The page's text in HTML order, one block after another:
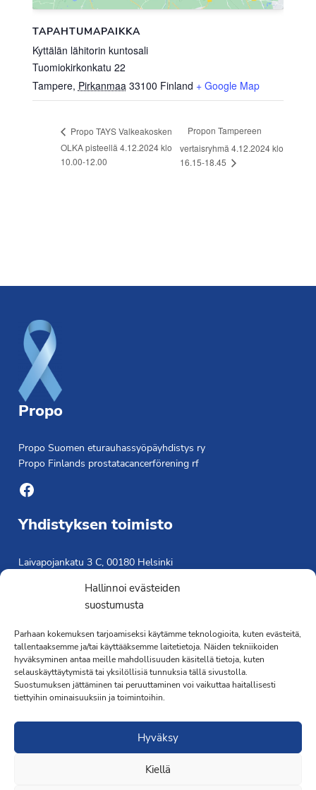
Hallinnoi evästeiden
suostumusta
Parhaan kokemuksen tarjoamiseksi käytämme teknologioita, kuten evästeitä,
tallentaaksemme ja/tai käyttääksemme laitetietoja. Näiden tekniikoiden
hyväksyminen antaa meille mahdollisuuden käsitellä tietoja, kuten
selauskäyttäytymistä tai yksilöllisiä tunnuksia tällä sivustolla.
Suostumuksen jättäminen tai peruuttaminen voi vaikuttaa haitallisesti
tiettyihin ominaisuuksiin ja toimintoihin.
Hyväksy
Kiellä
TAPAHTUMAPAIKKA
Kyttälän lähitorin kuntosali
Tuomiokirkonkatu 22
Tampere, Pirkanmaa 33100 Finland + Google Map
Propo TAYS Valkeakosken
OLKA pisteellä 4.12.2024 klo
10.00-12.00
Propon Tampereen
vertaisryhmä 4.12.2024 klo
16.15-18.45
Propo
Propo Suomen eturauhassyöpäyhdistys ry
Propo Finlands prostatacancerförening rf
Facebook
Yhdistyksen toimisto
Laivapojankatu 3 C, 00180 Helsinki
Saavutettavuusseloste »
Toiminnanjohtaja
Kimmo Järvinen
Terveydenhoitaja
041 501 4176
·Toteutus ja ylläpitoMMD Networks